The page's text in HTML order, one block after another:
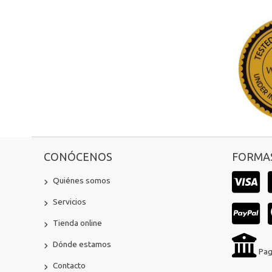
CONÓCENOS
Quiénes somos
Servicios
Tienda online
Dónde estamos
Contacto